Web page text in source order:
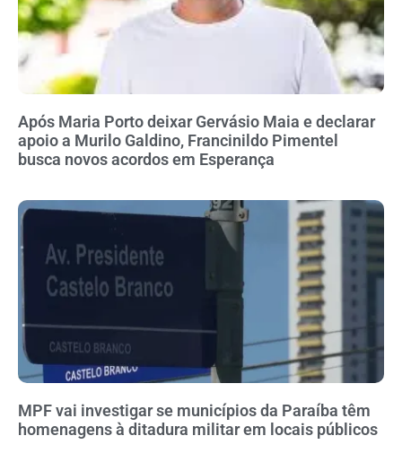
Após Maria Porto deixar Gervásio Maia e declarar
apoio a Murilo Galdino, Francinildo Pimentel
busca novos acordos em Esperança
MPF vai investigar se municípios da Paraíba têm
homenagens à ditadura militar em locais públicos